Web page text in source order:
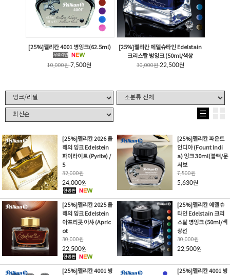
[25%]펠리칸 4001 병잉크(62.5ml)
10,000원 7,500원
[25%]펠리칸 에델슈타인 Edelstain
크리스탈 병잉크 (50ml/색상
30,000원 22,500원
[25%]펠리칸 2026 올
해의 잉크 Edelstein
파이라이트 (Pyrite) /
5
32,000원
24,000원
[25%]펠리칸 파운트
인디아 (Fount Indi
a) 잉크 30ml(블랙/문
서보
7,500원
5,630원
[25%]펠리칸 2025 올
해의 잉크 Edelstein
아프리콧 아샤 (Apric
ot
30,000원
22,500원
[25%]펠리칸 에델슈
타인 Edelstain 크리
스탈 병잉크 (50ml/색
상선
30,000원
22,500원
[25%]펠리칸 4001 병
[25%]펠리칸 4001 병